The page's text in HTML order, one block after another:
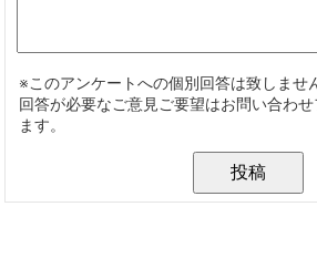
※このアンケートへの個別回答は致しませ
回答が必要なご意見ご要望はお問い合わ
ます。